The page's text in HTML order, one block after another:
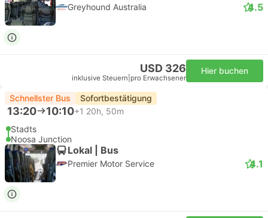
Greyhound Australia 4.5
USD 326
inklusive Steuern pro Erwachsener
Hier buchen
Schnellster Bus Sofortbestätigung
13:20 10:10+1 20h, 50m
Stadts
Noosa Junction
Lokal | Bus
Premier Motor Service 4.1